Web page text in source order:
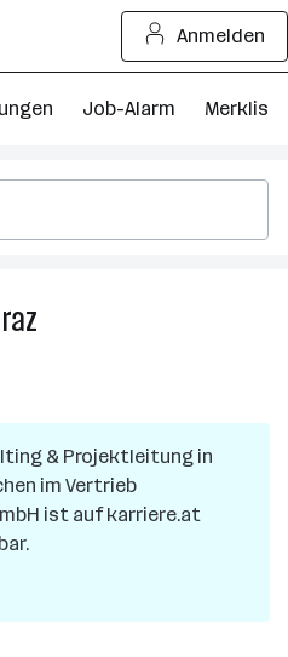
Anmelden
Job-Alarm Merkliste
in
Graz
& Projektleitung in
im Vertrieb
ist auf karriere.at